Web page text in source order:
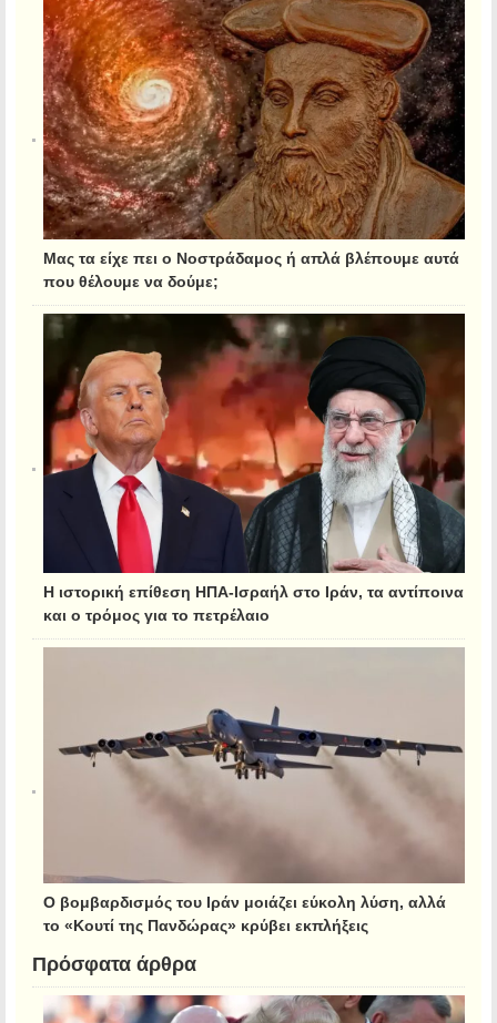
Μας τα είχε πει ο Νοστράδαμος ή απλά βλέπουμε αυτά
που θέλουμε να δούμε;
Η ιστορική επίθεση ΗΠΑ-Ισραήλ στο Ιράν, τα αντίποινα
και ο τρόμος για το πετρέλαιο
Ο βομβαρδισμός του Ιράν μοιάζει εύκολη λύση, αλλά
το «Κουτί της Πανδώρας» κρύβει εκπλήξεις
Πρόσφατα άρθρα